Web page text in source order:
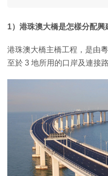
1）港珠澳大橋是怎樣分配興
港珠澳大橋主橋工程，是由
至於 3 地所用的口岸及連接